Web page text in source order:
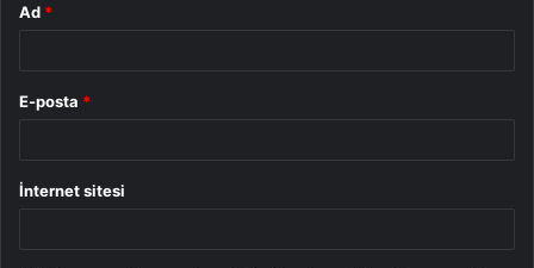
Ad *
E-posta *
İnternet sitesi